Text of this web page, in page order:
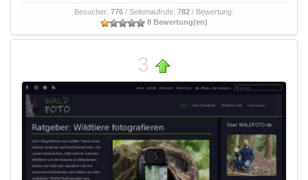
Besucher: 776 / Seitenaufrufe: 782 / Bewertung:
8 Bewertung(en)
3